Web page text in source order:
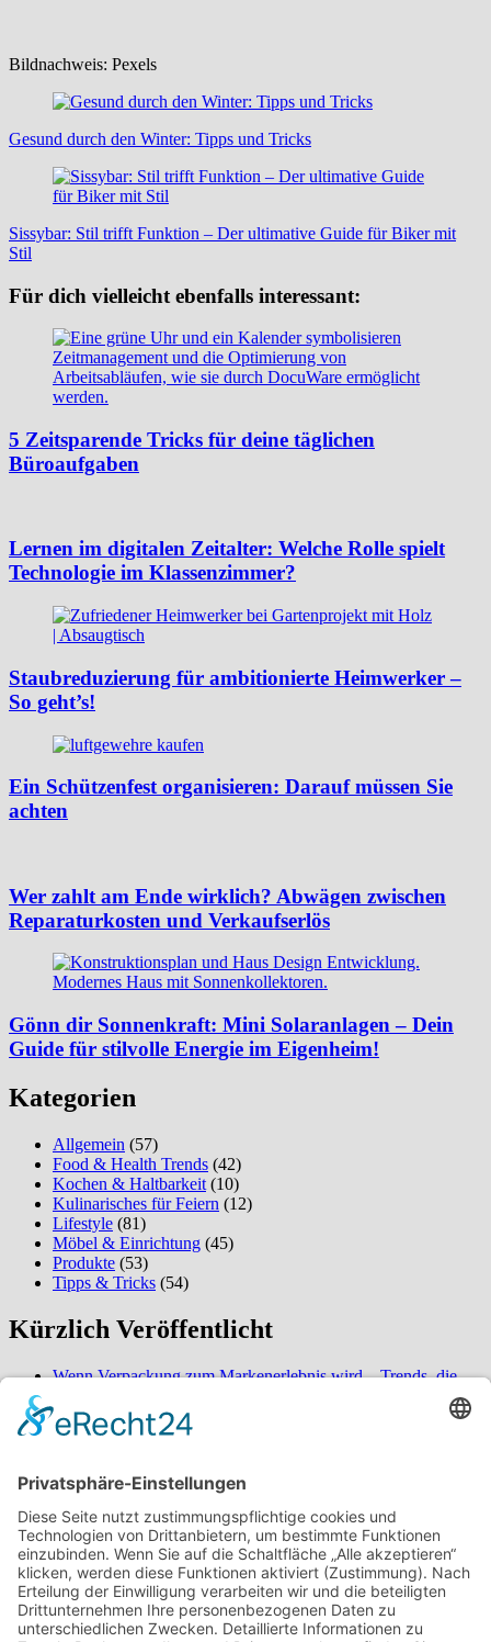
Bildnachweis: Pexels
Beitragsnavigation
Gesund durch den Winter: Tipps und Tricks
Sissybar: Stil trifft Funktion – Der ultimative Guide für Biker mit
Stil
Für dich vielleicht ebenfalls interessant:
5 Zeitsparende Tricks für deine täglichen
Büroaufgaben
Lernen im digitalen Zeitalter: Welche Rolle spielt
Technologie im Klassenzimmer?
Staubreduzierung für ambitionierte Heimwerker –
So geht’s!
Ein Schützenfest organisieren: Darauf müssen Sie
achten
Wer zahlt am Ende wirklich? Abwägen zwischen
Reparaturkosten und Verkaufserlös
Gönn dir Sonnenkraft: Mini Solaranlagen – Dein
Guide für stilvolle Energie im Eigenheim!
Kategorien
Allgemein (57)
Food & Health Trends (42)
Kochen & Haltbarkeit (10)
Kulinarisches für Feiern (12)
Lifestyle (81)
Möbel & Einrichtung (45)
Produkte (53)
Tipps & Tricks (54)
Kürzlich Veröffentlicht
Wenn Verpackung zum Markenerlebnis wird – Trends, die
So verwandeln Sie Ihren Außenbereich in eine ordentliche
Oase – überraschende Gestaltungsideen für mehr Komfort
Sie den Unterschied bei digitaler Buchung und naturnaher
Umgebung
Über mich
Schön dich auf meinem Food-Blog